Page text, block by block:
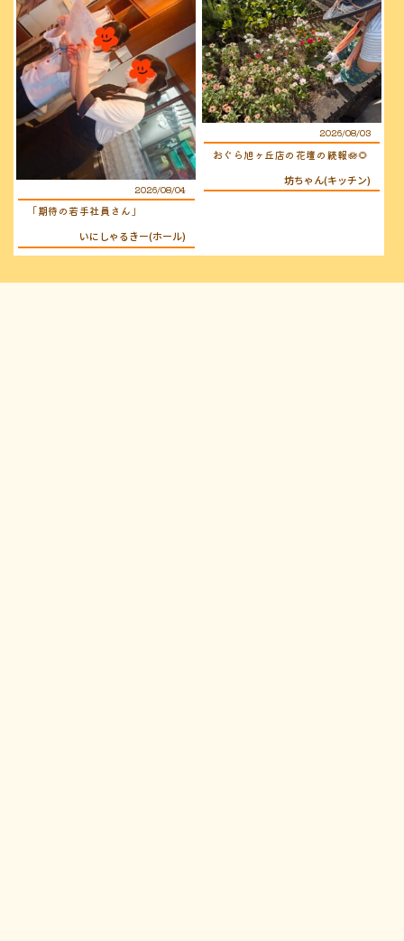
2026/08/04
「期待の若手社員さん」
いにしゃるきー(ホール)
2026/08/03
おぐら旭ヶ丘店の花壇の続報🪷🌻
坊ちゃん(キッチン)